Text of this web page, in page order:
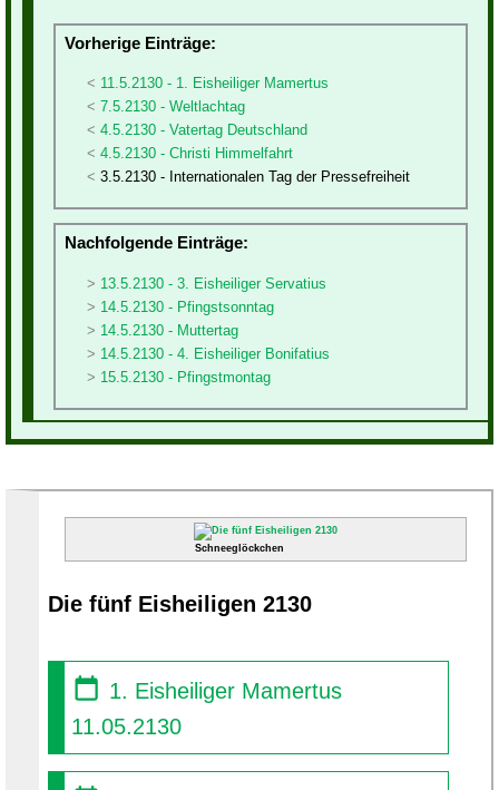
Vorherige Einträge:
11.5.2130 - 1. Eisheiliger Mamertus
7.5.2130 - Weltlachtag
4.5.2130 - Vatertag Deutschland
4.5.2130 - Christi Himmelfahrt
3.5.2130 - Internationalen Tag der Pressefreiheit
Nachfolgende Einträge:
13.5.2130 - 3. Eisheiliger Servatius
14.5.2130 - Pfingstsonntag
14.5.2130 - Muttertag
14.5.2130 - 4. Eisheiliger Bonifatius
15.5.2130 - Pfingstmontag
Schneeglöckchen
Die fünf Eisheiligen 2130
1. Eisheiliger Mamertus
11.05.2130